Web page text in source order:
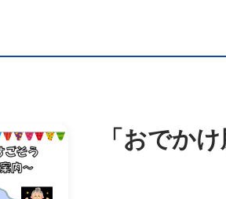
「おでか